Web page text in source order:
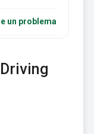
un problema